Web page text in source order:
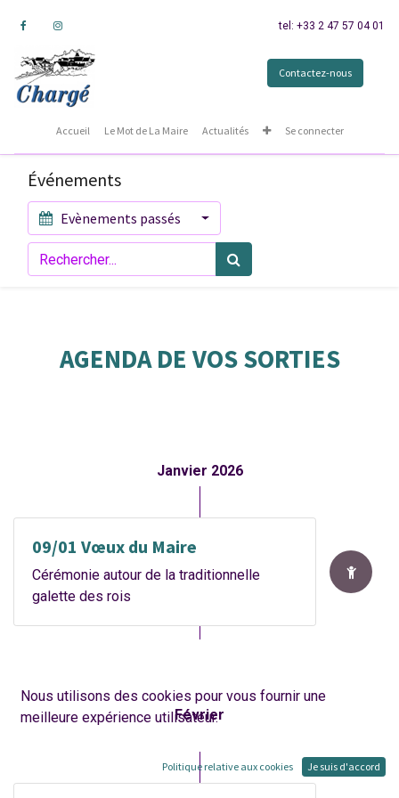
tel: +33 2 47 57 04 01
Contactez-nous
Accueil Le Mot de La Maire Actualités Se connecter
Événements
Evènements passés
AGENDA DE VOS SORTIES
Janvier 2026
09/01 Vœux du Maire
Cérémonie autour de la traditionnelle
galette des rois
Février
Nous utilisons des cookies pour vous fournir une
meilleure expérience utilisateur.
Politique relative aux cookies Je suis d'accord